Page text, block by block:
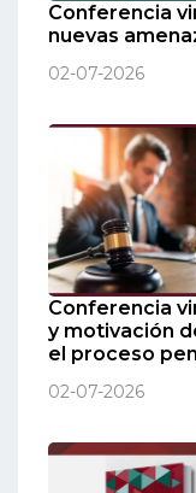
Conferencia
nuevas
02-07-2026
Conferencia
y motivación
el proceso
02-07-2026